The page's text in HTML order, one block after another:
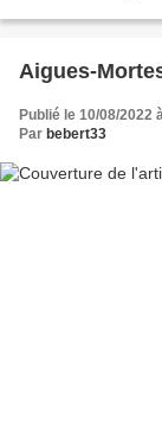
Publié le 10/08/2022
Par bebert33